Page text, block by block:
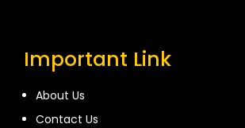
Important Link
About Us
Contact Us